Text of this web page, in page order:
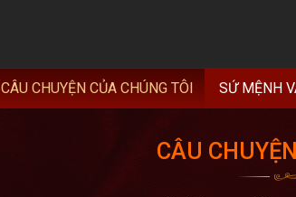
CÂU CHUYỆN CỦA CHÚNG TÔI SỨ MỆNH
CÂU